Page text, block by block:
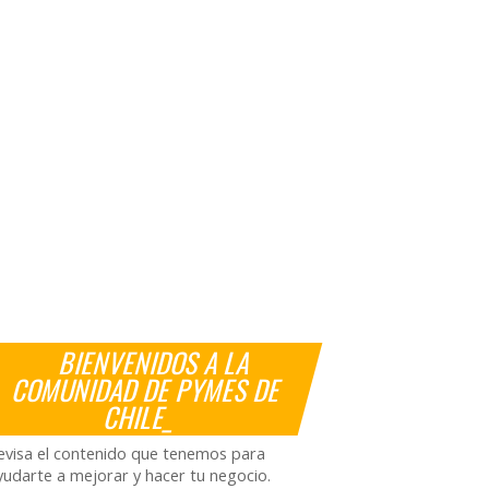
BIENVENIDOS A LA
COMUNIDAD DE PYMES DE
CHILE_
el contenido que tenemos para
a mejorar y hacer tu negocio.